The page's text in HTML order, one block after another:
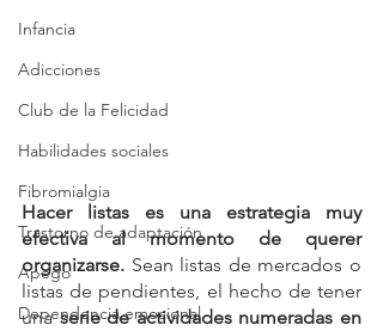
Infancia
Adicciones
Club de la Felicidad
Habilidades sociales
Fibromialgia
Trastorno de adaptación
Apego
Dependencia emocional
Hacer listas es una estrategia muy
efectiva al momento de querer
organizarse. Sean listas de mercados o
listas de pendientes, el hecho de tener
una serie de actividades numeradas en